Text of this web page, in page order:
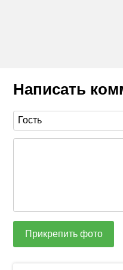
Написать
Прикрепить фото